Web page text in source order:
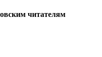
читателям